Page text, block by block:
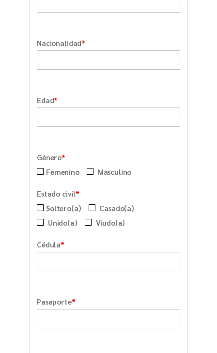
Nacionalidad*
Edad*
Género*
Femenino Masculino
Estado civil*
Soltero(a)
Casado(a)
Unido(a)
Viudo(a)
Cédula*
Pasaporte*